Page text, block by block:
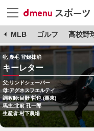
MLB ゴルフ 高校野
牝 鹿毛 登録抹消
キーレター
父:リンドシェーバー
母:アグネスフエルテイ
調教師:目野 哲也 (栗東)
馬主:北前 孔一郎
生産者:村下農場